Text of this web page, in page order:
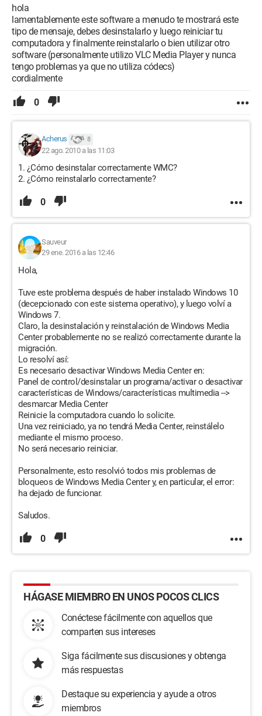
hola
lamentablemente este software a menudo te mostrará este
tipo de mensaje, debes desinstalarlo y luego reiniciar tu
computadora y finalmente reinstalarlo o bien utilizar otro
software (personalmente utilizo VLC Media Player y nunca
tengo problemas ya que no utiliza códecs)
cordialmente
0
Acherus 8
22 ago. 2010 a las 11:03
1. ¿Cómo desinstalar correctamente WMC?
2. ¿Cómo reinstalarlo correctamente?
0
Sauveur
29 ene. 2016 a las 12:46
Hola,
Tuve este problema después de haber instalado Windows 10
(decepcionado con este sistema operativo), y luego volví a
Windows 7.
Claro, la desinstalación y reinstalación de Windows Media
Center probablemente no se realizó correctamente durante la
migración.
Lo resolví así:
Es necesario desactivar Windows Media Center en:
Panel de control/desinstalar un programa/activar o desactivar
características de Windows/características multimedia -->
desmarcar Media Center
Reinicie la computadora cuando lo solicite.
Una vez reiniciado, ya no tendrá Media Center, reinstálelo
mediante el mismo proceso.
No será necesario reiniciar.
Personalmente, esto resolvió todos mis problemas de
bloqueos de Windows Media Center y, en particular, el error:
ha dejado de funcionar.
Saludos.
0
HÁGASE MIEMBRO EN UNOS POCOS CLICS
Conéctese fácilmente con aquellos que
comparten sus intereses
Siga fácilmente sus discusiones y obtenga
más respuestas
Destaque su experiencia y ayude a otros
miembros